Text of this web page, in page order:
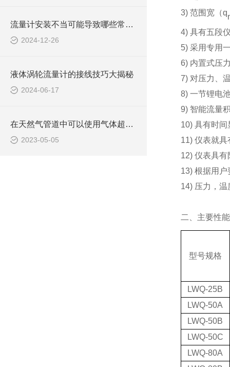
流量计安装不当可能导致哪些常见问题？安装应注意什么？
2024-12-26
液体涡轮流量计的接线技巧大揭秘
2024-06-17
在天然气管道中可以使用气体超声流量计吗？
2023-05-05
3) 范围宽（q
4) 具有五段
5) 采用专用
6) 内置式压
7) 对压力、
8) 一节锂电
9) 智能流量
10) 具有时
11) 仪表就
12) 仪表具
13) 根据用户
14) 压力，
二、主要性
型号规格
LWQ-25B
LWQ-50A
LWQ-50B
LWQ-50C
LWQ-80A